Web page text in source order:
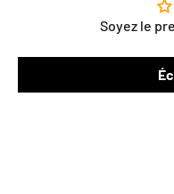
Soyez le